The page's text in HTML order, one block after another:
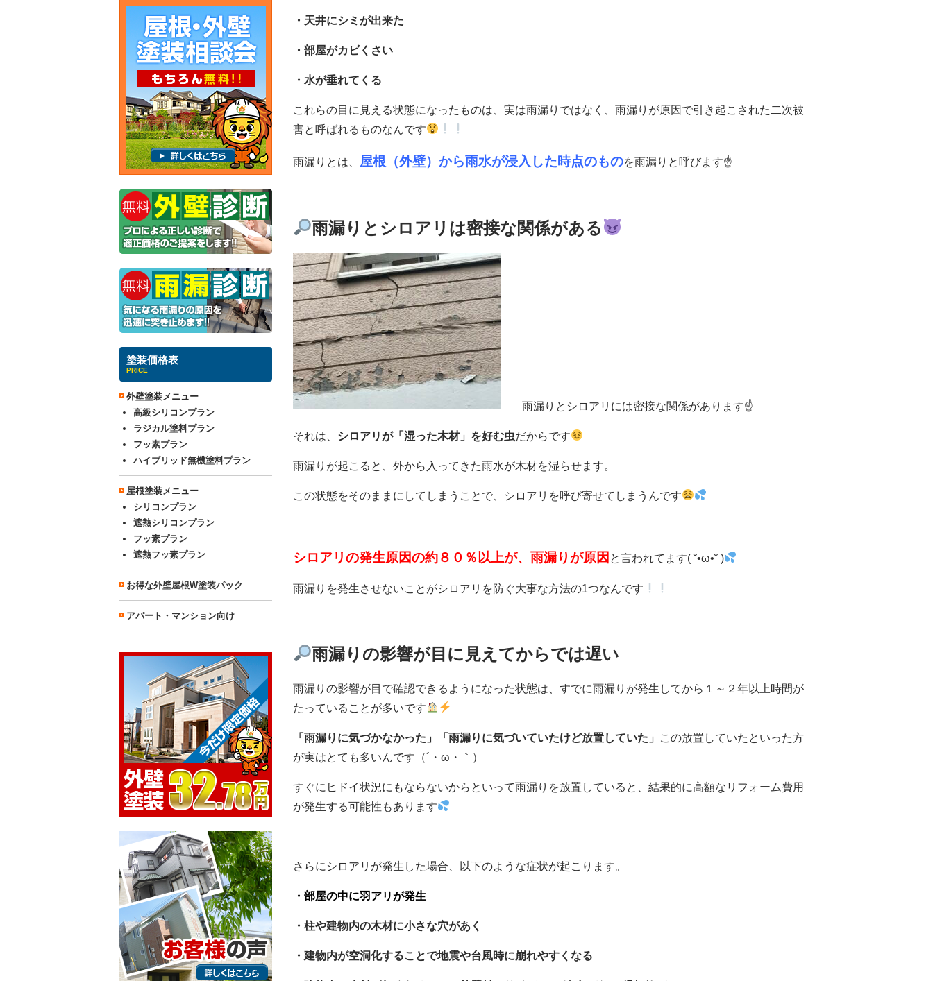
・天井にシミが出来た
・部屋がカビくさい
・水が垂れてくる
これらの目に見える状態になったものは、実は雨漏りではなく、雨漏りが原因で引き起こされた二次被
害と呼ばれるものなんです
雨漏りとは、 屋根（外壁）から雨水が浸入した時点のものを雨漏りと呼びます☝
雨漏りとシロアリは密接な関係がある
雨漏りとシロアリには密接な関係があります☝
それは、 シロアリが「湿った木材」を好む虫だからです
雨漏りが起こると、外から入ってきた雨水が木材を湿らせます。
この状態をそのままにしてしまうことで、シロアリを呼び寄せてしまうんです
シロアリの発生原因の約８０％以上が、雨漏りが原因 と言われてます( ˘•ω•˘ )
雨漏りを発生させないことがシロアリを防ぐ大事な方法の1つなんです
雨漏りの影響が目に見えてからでは遅い
雨漏りの影響が目で確認できるようになった状態は、すでに雨漏りが発生してから１～２年以上時間が
たっていることが多いです
「雨漏りに気づかなかった」「雨漏りに気づいていたけど放置していた」
この放置していたといった方
が実はとても多いんです（´・ω・｀）
すぐにヒドイ状況にもならないからといって雨漏りを放置していると、結果的に高額なリフォーム費用
が発生する可能性もあります
さらにシロアリが発生した場合、以下のような症状が起こります。
・部屋の中に羽アリが発生
・柱や建物内の木材に小さな穴があく
・建物内が空洞化することで地震や台風時に崩れやすくなる
塗装価格表
PRICE
外壁塗装メニュー
高級シリコンプラン
ラジカル塗料プラン
フッ素プラン
ハイブリッド無機塗料プラン
屋根塗装メニュー
シリコンプラン
遮熱シリコンプラン
フッ素プラン
遮熱フッ素プラン
お得な外壁屋根W塗装パック
アパート・マンション向け